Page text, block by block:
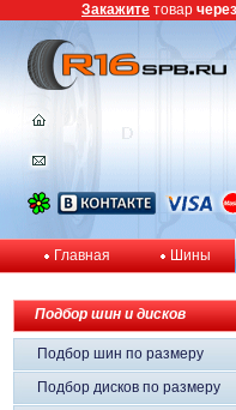
Главная Шины
Подбор шин и дисков
Подбор шин по размеру
Подбор дисков по размеру
Закажите товар